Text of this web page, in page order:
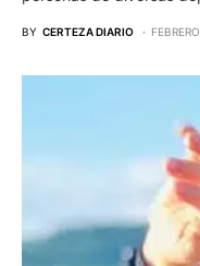
BY CERTEZA DIARIO